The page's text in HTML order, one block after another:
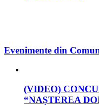
Evenimente din
(VIDEO)
“NAȘTEREA